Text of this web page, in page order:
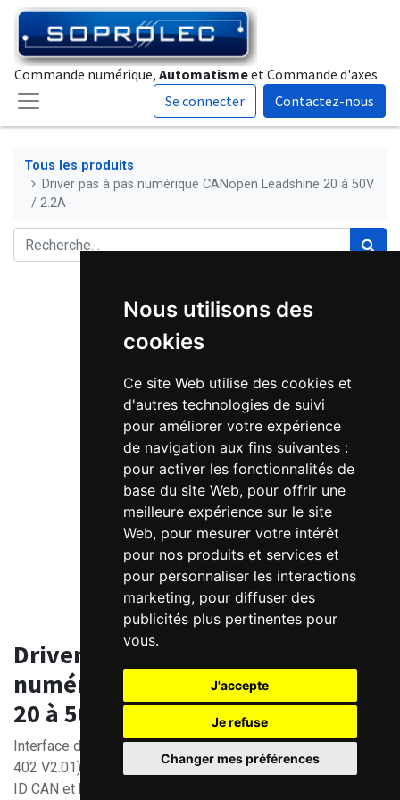
Nous utilisons des
cookies
Ce site Web utilise des cookies et
d'autres technologies de suivi
pour améliorer votre expérience
de navigation aux fins suivantes :
pour activer les fonctionnalités de
base du site Web, pour offrir une
meilleure expérience sur le site
Web, pour mesurer votre intérêt
pour nos produits et services et
pour personnaliser les interactions
marketing, pour diffuser des
publicités plus pertinentes pour
vous.
J'accepte
Je refuse
Changer mes préférences
Commande numérique, Automatismeet Commande d'axes
Se connecter
Contactez-nous
Tous les produits
Driver pas à pas numérique CANopen Leadshine 20 à 50V
/ 2.2A
Driver pas à pas
numérique CANopen Leadshine
20 à 50V / 2.2A
Interface de commande CANopen (DS301 V4.02 et DSP
402 V2.01)
ID CAN et baudrate configurables par micro-switches.